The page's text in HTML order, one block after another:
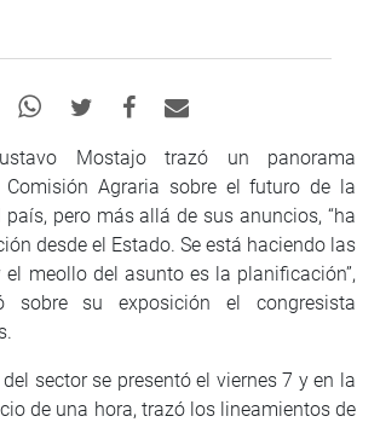
Mostajo trazó un panorama
Agraria sobre el futuro de la
pero más allá de sus anuncios, “ha
desde el Estado. Se está haciendo las
el meollo del asunto es la planificación”,
sobre su exposición el congresista
se presentó el viernes 7 y en la
de una hora, trazó los lineamientos de